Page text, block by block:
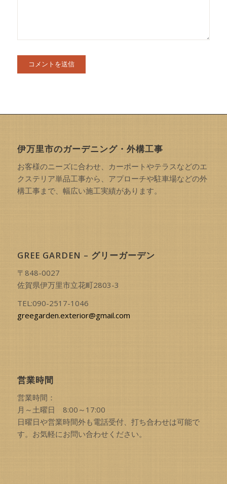
伊万里市のガーデニング・外構工事
お客様のニーズに合わせ、カーポートやテラスなどのエ
クステリア単品工事から、アプローチや駐車場などの外
構工事まで、幅広い施工実績があります。
GREE GARDEN – グリーガーデン
〒848-0027
佐賀県伊万里市立花町2803-3
TEL:090-2517-1046
greegarden.exterior@gmail.com
営業時間
営業時間：
月～土曜日 8:00～17:00
日曜日や営業時間外も電話受付、打ち合わせは可能で
す。お気軽にお問い合わせください。